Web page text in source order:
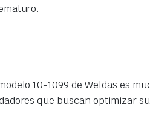
10-1099 de Weldas es
que buscan optimizar